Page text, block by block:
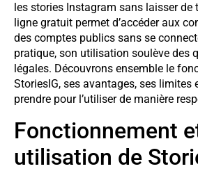
les stories Instagram sans laisser de
ligne gratuit permet d’accéder aux
des comptes publics sans se
pratique, son utilisation soulève des
légales. Découvrons ensemble le
StoriesIG, ses avantages, ses limites
prendre pour l’utiliser de manière
Fonctionnement
utilisation de